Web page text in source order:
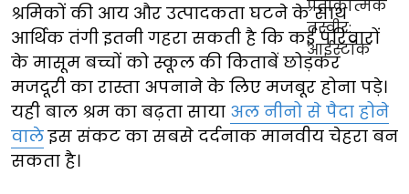
श्रमिकों की आय और उत्पादकता घटने के साथ
आर्थिक तंगी इतनी गहरा सकती है कि कई परिवारों
के मासूम बच्चों को स्कूल की किताबें छोड़कर
मजदूरी का रास्ता अपनाने के लिए मजबूर होना पड़े।
यही बाल श्रम का बढ़ता साया अल नीनो से पैदा होने
वालेइस संकट का सबसे दर्दनाक मानवीय चेहरा बन
सकता है।